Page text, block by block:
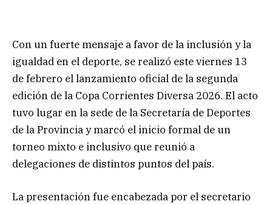
Con un fuerte mensaje a favor de la inclusión y la
igualdad en el deporte, se realizó este viernes 13
de febrero el lanzamiento oficial de la segunda
edición de la Copa Corrientes Diversa 2026. El acto
tuvo lugar en la sede de la Secretaría de Deportes
de la Provincia y marcó el inicio formal de un
torneo mixto e inclusivo que reunió a
delegaciones de distintos puntos del país.
La presentación fue encabezada por el secretario